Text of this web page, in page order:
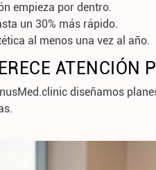
empieza por dentro.
un 30% más rápido.
al menos una vez al año.
ATENCIÓN
diseñamos
.